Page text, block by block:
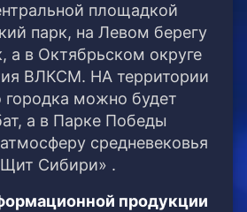
площадкой
парк, на Левом берегу
в Октябрьском округе
ВЛКСМ. НА территории
городка можно будет
а в Парке Победы
средневековья
Сибири» .
продукции